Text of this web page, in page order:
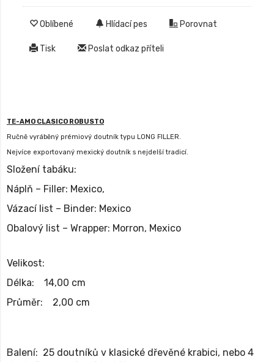
Oblíbené Hlídací pes Porovnat
Tisk Poslat odkaz příteli
TE-AMO CLASICO ROBUSTO
Ručně vyráběný prémiový doutník typu LONG FILLER.
Nejvíce exportovaný mexický doutník s nejdelší tradicí.
Složení tabáku:
Náplň – Filler: Mexico,
Vázací list – Binder: Mexico
Obalový list – Wrapper: Morron, Mexico
Velikost:
Délka: 14,00 cm
Průměr: 2,00 cm
Balení: 25 doutníků v klasické dřevěné krabici, nebo 4